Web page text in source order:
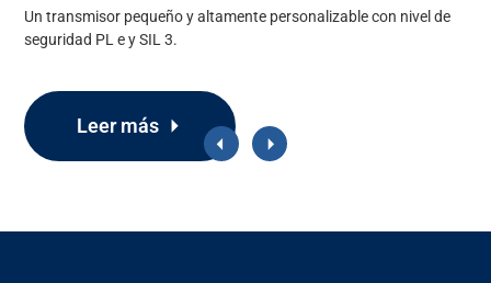
Un transmisor pequeño y altamente personalizable con nivel de
seguridad PL e y SIL 3.
Leer más